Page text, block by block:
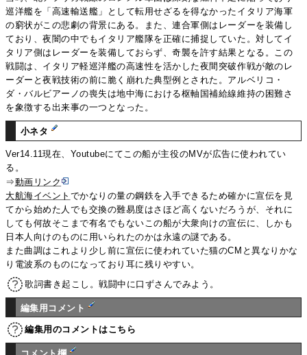
巡洋艦を「高速輸送艦」として転用せざるを得なかったイタリア海軍
の窮状がこの悲劇の背景にある。また、連合軍側はレーダーを装備し
ており、夜闇の中でもイタリア艦隊を正確に捕捉していた。対してイ
タリア側はレーダーを装備しておらず、奇襲を許す結果となる。この
戦闘は、イタリア軽巡洋艦の高速性を活かした夜間突破作戦が敵のレ
ーダーと夜戦技術の前に脆く崩れた典型例とされた。アルベリコ・
ダ・バルビアーノの喪失は地中海における枢軸国補給線維持の困難さ
を象徴する出来事の一つとなった。
小ネタ
Ver14.11現在、Youtubeにてこの船が主役のMVが広告に使われてい
る。
⇒動画リンク
大航海イベント でかなりの量の鋼鉄を入手できるため確かに宣伝を見
てから始めた人でも交換の難易度はさほど高くないだろうが、それに
しても何故そこまで有名でもないこの船が大衆向けの宣伝に、しかも
日本人向けのものに用いられたのかは永遠の謎である。
また曲調はこれより少し前に宣伝に使われていた猫のCMと異なりかな
り電波系のものになっており耳に残りやすい。
歌詞書き起こし。戦闘中に口ずさんでみよう。
編集用コメント
編集用のコメントはこちら